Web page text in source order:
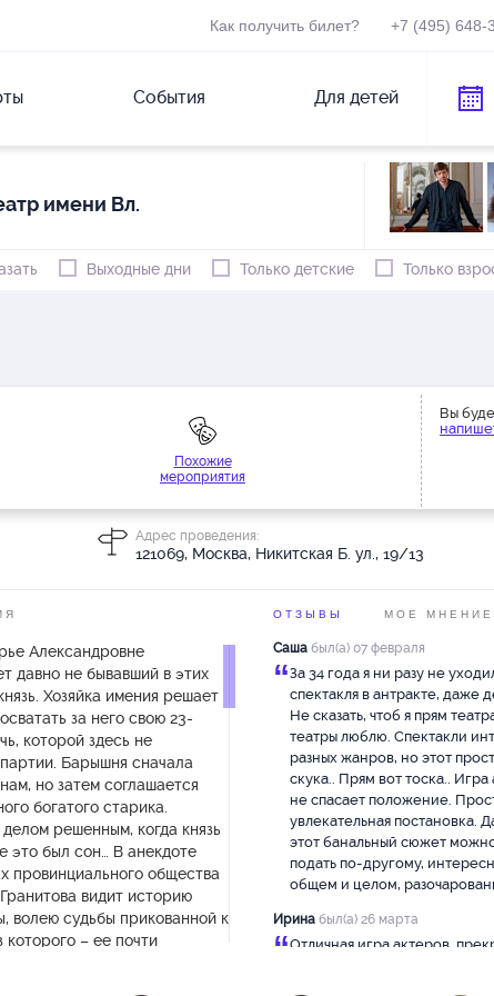
Как получить билет? +7 (495) 648-
События Для детей
имени Вл.
Выходные дни Только детские Только
Похожие
мероприятия
Вы
Адрес проведения:
121069, Москва, Никитская Б. ул., 19/13
Александровне
давно не бывавший в этих
Хозяйка имения решает
за него свою 23-
которой здесь не
Барышня сначала
но затем соглашается
богатого старика.
решенным, когда князь
это был сон… В анекдоте
провинциального общества
видит историю
волею судьбы прикованной к
которого – ее почти
ОТЗЫВЫ МОЕ МНЕНИЕ
Саша был(а) 07 февраля
“За 34 года я ни разу не
спектакля в антракте, даже
Не сказать, чтоб я прям
театры люблю. Спектакли
разных жанров, но этот
скука.. Прям вот тоска.. Игра
не спасает положение.
увлекательная постановка.
этот банальный сюжет
подать по-другому,
общем и целом,
Ирина был(а) 26 марта
“Отличная игра актеров,